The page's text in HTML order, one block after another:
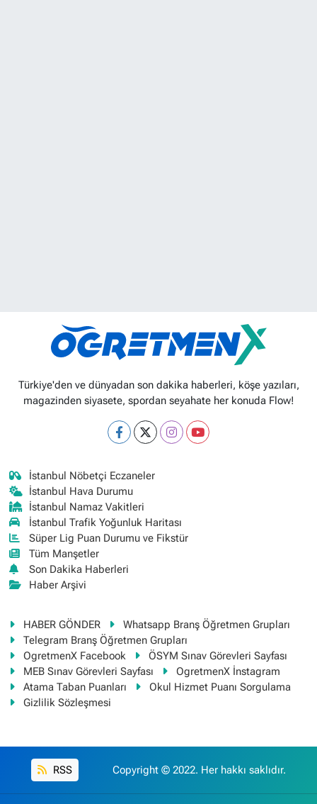
Türkiye'den ve dünyadan son dakika haberleri, köşe yazıları,
magazinden siyasete, spordan seyahate her konuda Flow!
İstanbul Nöbetçi Eczaneler
İstanbul Hava Durumu
İstanbul Namaz Vakitleri
İstanbul Trafik Yoğunluk Haritası
Süper Lig Puan Durumu ve Fikstür
Tüm Manşetler
Son Dakika Haberleri
Haber Arşivi
HABER GÖNDER
Whatsapp Branş Öğretmen Grupları
Telegram Branş Öğretmen Grupları
OgretmenX Facebook
ÖSYM Sınav Görevleri Sayfası
MEB Sınav Görevleri Sayfası
OgretmenX İnstagram
Atama Taban Puanları
Okul Hizmet Puanı Sorgulama
Gizlilik Sözleşmesi
RSS Copyright © 2022. Her hakkı saklıdır.